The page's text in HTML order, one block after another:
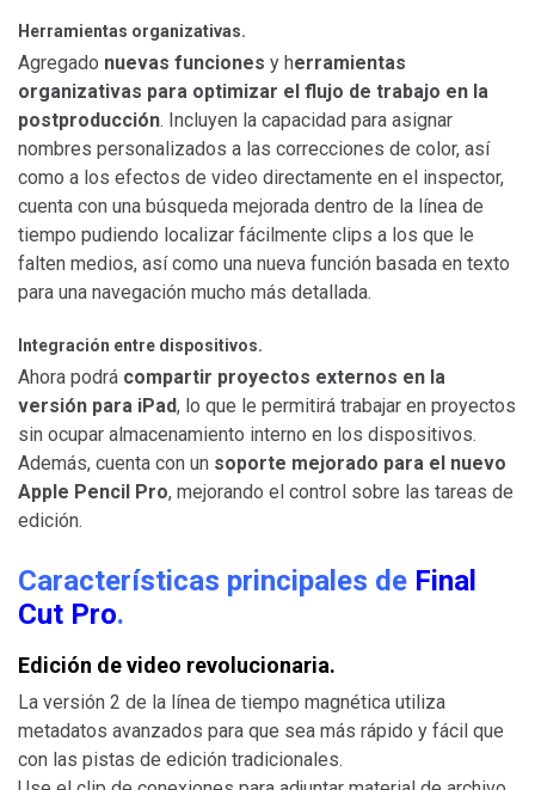
Herramientas organizativas.
Agregado nuevas funciones y herramientas
organizativas para optimizar el flujo de trabajo en la
postproducción. Incluyen la capacidad para asignar
nombres personalizados a las correcciones de color, así
como a los efectos de video directamente en el inspector,
cuenta con una búsqueda mejorada dentro de la línea de
tiempo pudiendo localizar fácilmente clips a los que le
falten medios, así como una nueva función basada en texto
para una navegación mucho más detallada.
Integración entre dispositivos.
Ahora podrá compartir proyectos externos en la
versión para iPad, lo que le permitirá trabajar en proyectos
sin ocupar almacenamiento interno en los dispositivos.
Además, cuenta con un soporte mejorado para el nuevo
Apple Pencil Pro, mejorando el control sobre las tareas de
edición.
Características principales de Final
Cut Pro.
Edición de video revolucionaria.
La versión 2 de la línea de tiempo magnética utiliza
metadatos avanzados para que sea más rápido y fácil que
con las pistas de edición tradicionales.